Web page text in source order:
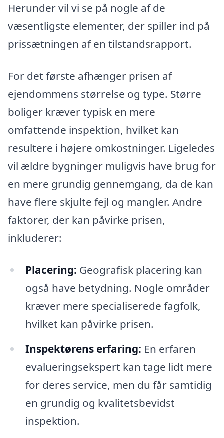
Herunder vil vi se på nogle af de
væsentligste elementer, der spiller ind på
prissætningen af en tilstandsrapport.
For det første afhænger prisen af
ejendommens størrelse og type. Større
boliger kræver typisk en mere
omfattende inspektion, hvilket kan
resultere i højere omkostninger. Ligeledes
vil ældre bygninger muligvis have brug for
en mere grundig gennemgang, da de kan
have flere skjulte fejl og mangler. Andre
faktorer, der kan påvirke prisen,
inkluderer:
Placering: Geografisk placering kan
også have betydning. Nogle områder
kræver mere specialiserede fagfolk,
hvilket kan påvirke prisen.
Inspektørens erfaring: En erfaren
evalueringsekspert kan tage lidt mere
for deres service, men du får samtidig
en grundig og kvalitetsbevidst
inspektion.